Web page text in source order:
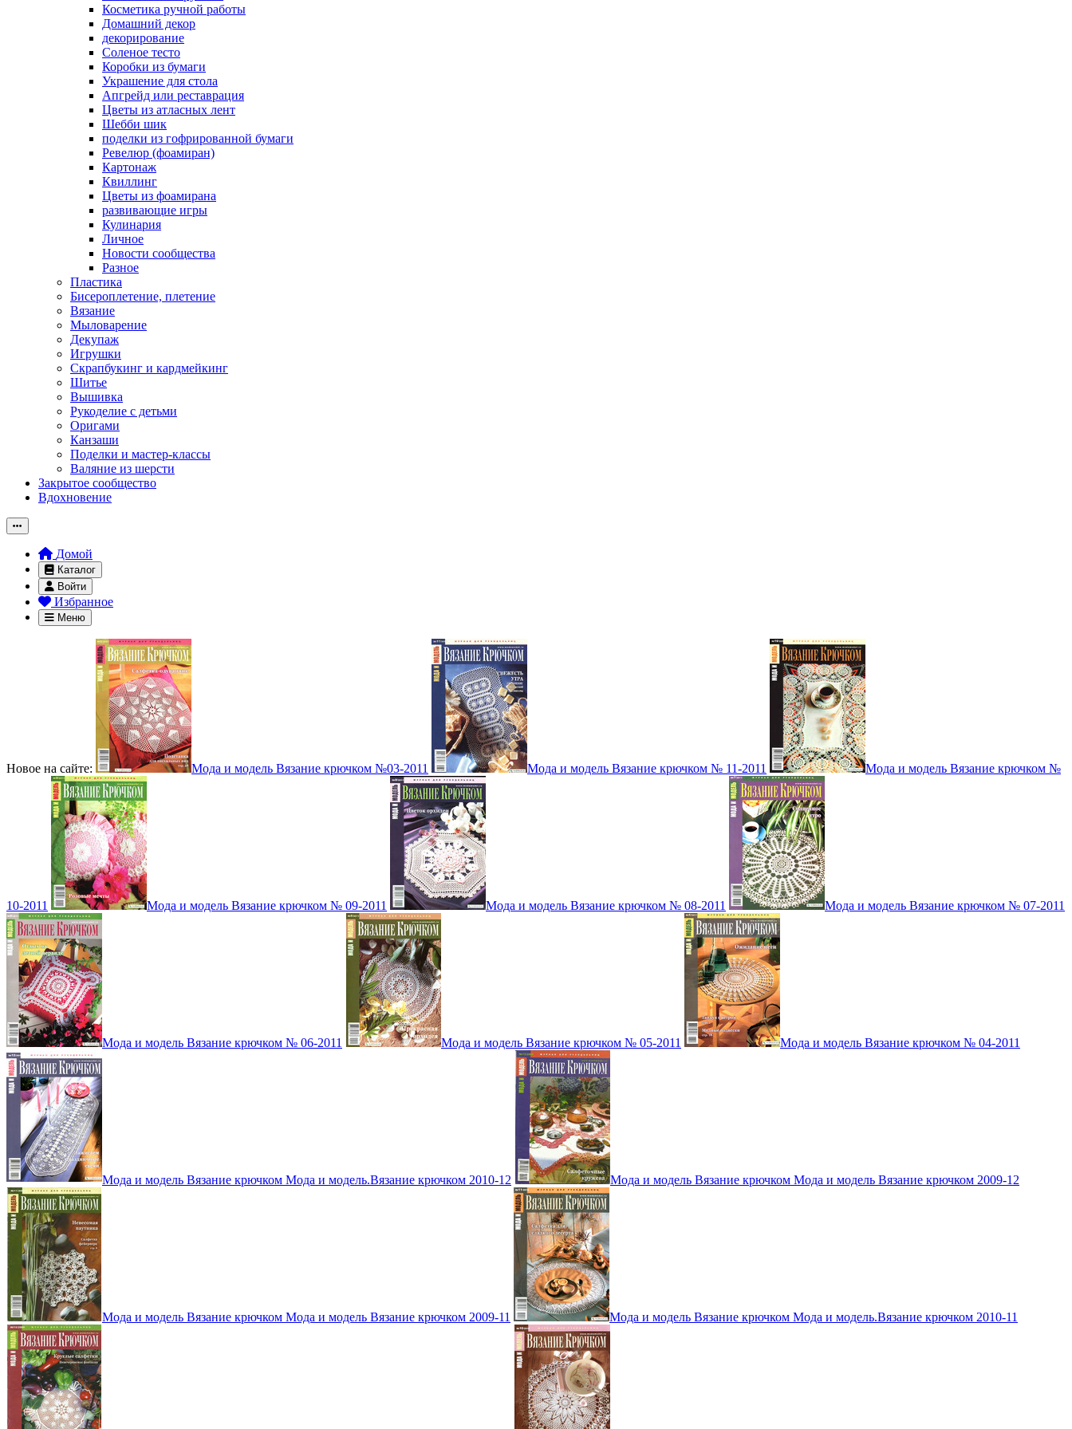
Косметика ручной работы
Домашний декор
декорирование
Соленое тесто
Коробки из бумаги
Украшение для стола
Апгрейд или реставрация
Цветы из атласных лент
Шебби шик
поделки из гофрированной бумаги
Ревелюр (фоамиран)
Картонаж
Квиллинг
Цветы из фоамирана
развивающие игры
Кулинария
Личное
Новости сообщества
Разное
Пластика
Бисероплетение, плетение
Вязание
Мыловарение
Декупаж
Игрушки
Скрапбукинг и кардмейкинг
Шитье
Вышивка
Рукоделие с детьми
Оригами
Канзаши
Поделки и мастер-классы
Валяние из шерсти
Закрытое сообщество
Вдохновение
Домой
Каталог
Войти
Избранное
Меню
Новое на сайте: Мода и модель Вязание крючком №03-2011 Мода и модель Вязание крючком № 11-2011 Мода и модель Вязание крючком №
10-2011 Мода и модель Вязание крючком № 09-2011 Мода и модель Вязание крючком № 08-2011 Мода и модель Вязание крючком № 07-2011
Мода и модель Вязание крючком № 06-2011 Мода и модель Вязание крючком № 05-2011 Мода и модель Вязание крючком № 04-2011
Мода и модель Вязание крючком Мода и модель.Вязание крючком 2010-12 Мода и модель Вязание крючком Мода и модель Вязание крючком 2009-12
Мода и модель Вязание крючком Мода и модель Вязание крючком 2009-11 Мода и модель Вязание крючком Мода и модель.Вязание крючком 2010-11